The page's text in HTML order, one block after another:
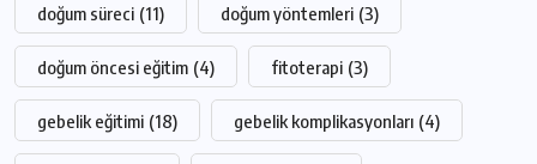
doğum süreci (11) doğum yöntemleri (3)
doğum öncesi eğitim (4) fitoterapi (3)
gebelik eğitimi (18) gebelik komplikasyonları (4)